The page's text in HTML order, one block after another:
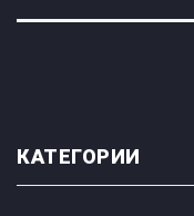
КАТЕГОРИИ